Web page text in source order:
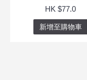
HK $77.0
新增至購物車